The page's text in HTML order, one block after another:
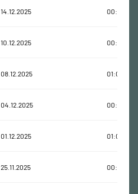
14.12.2025 00:57:37
10.12.2025 00:59:12
08.12.2025 01:03:38
04.12.2025 00:48:14
01.12.2025 01:08:54
25.11.2025 00:55:41